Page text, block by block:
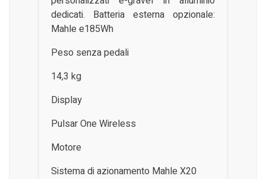
dedicati. Batteria esterna opzionale:
Mahle e185Wh
Peso senza pedali
14,3 kg
Display
Pulsar One Wireless
Motore
Sistema di azionamento Mahle X20